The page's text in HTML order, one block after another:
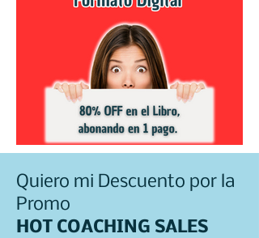
Quiero mi Descuento por la
Promo
HOT COACHING SALES